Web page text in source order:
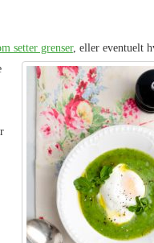
setter grenser, eller eventuelt